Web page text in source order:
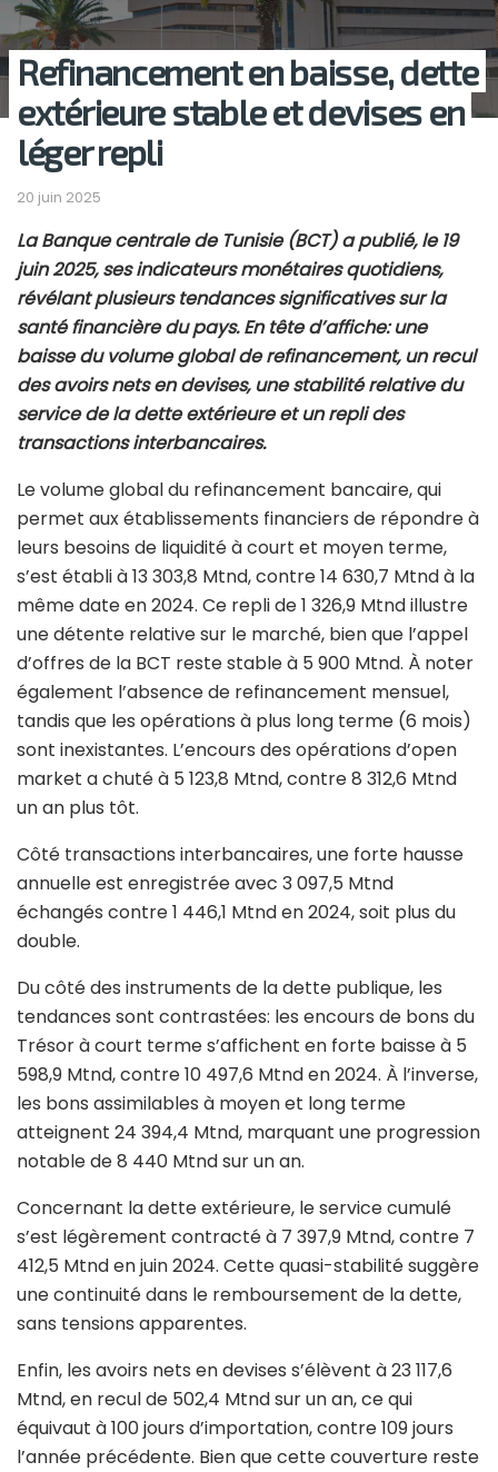
Refinancement en baisse, dette
extérieure stable et devises en
léger repli
20 juin 2025
La Banque centrale de Tunisie (BCT) a publié, le 19
juin 2025, ses indicateurs monétaires quotidiens,
révélant plusieurs tendances significatives sur la
santé financière du pays. En tête d’affiche: une
baisse du volume global de refinancement, un recul
des avoirs nets en devises, une stabilité relative du
service de la dette extérieure et un repli des
transactions interbancaires.
Le volume global du refinancement bancaire, qui
permet aux établissements financiers de répondre à
leurs besoins de liquidité à court et moyen terme,
s’est établi à 13 303,8 Mtnd, contre 14 630,7 Mtnd à la
même date en 2024. Ce repli de 1 326,9 Mtnd illustre
une détente relative sur le marché, bien que l’appel
d’offres de la BCT reste stable à 5 900 Mtnd. À noter
également l’absence de refinancement mensuel,
tandis que les opérations à plus long terme (6 mois)
sont inexistantes. L’encours des opérations d’open
market a chuté à 5 123,8 Mtnd, contre 8 312,6 Mtnd
un an plus tôt.
Côté transactions interbancaires, une forte hausse
annuelle est enregistrée avec 3 097,5 Mtnd
échangés contre 1 446,1 Mtnd en 2024, soit plus du
double.
Du côté des instruments de la dette publique, les
tendances sont contrastées: les encours de bons du
Trésor à court terme s’affichent en forte baisse à 5
598,9 Mtnd, contre 10 497,6 Mtnd en 2024. À l’inverse,
les bons assimilables à moyen et long terme
atteignent 24 394,4 Mtnd, marquant une progression
notable de 8 440 Mtnd sur un an.
Concernant la dette extérieure, le service cumulé
s’est légèrement contracté à 7 397,9 Mtnd, contre 7
412,5 Mtnd en juin 2024. Cette quasi-stabilité suggère
une continuité dans le remboursement de la dette,
sans tensions apparentes.
Enfin, les avoirs nets en devises s’élèvent à 23 117,6
Mtnd, en recul de 502,4 Mtnd sur un an, ce qui
équivaut à 100 jours d’importation, contre 109 jours
l’année précédente. Bien que cette couverture reste